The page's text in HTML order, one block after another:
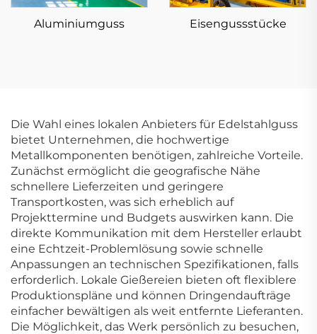
Aluminiumguss Eisengussstücke
Die Wahl eines lokalen Anbieters für Edelstahlguss
bietet Unternehmen, die hochwertige
Metallkomponenten benötigen, zahlreiche Vorteile.
Zunächst ermöglicht die geografische Nähe
schnellere Lieferzeiten und geringere
Transportkosten, was sich erheblich auf
Projekttermine und Budgets auswirken kann. Die
direkte Kommunikation mit dem Hersteller erlaubt
eine Echtzeit-Problemlösung sowie schnelle
Anpassungen an technischen Spezifikationen, falls
erforderlich. Lokale Gießereien bieten oft flexiblere
Produktionspläne und können Dringendaufträge
einfacher bewältigen als weit entfernte Lieferanten.
Die Möglichkeit, das Werk persönlich zu besuchen,